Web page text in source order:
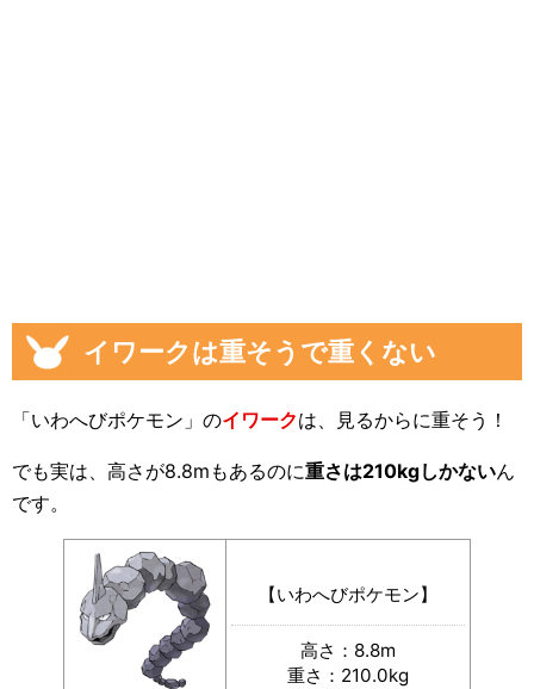
イワークは重そうで重くない
「いわへびポケモン」のイワークは、見るからに重そう！
でも実は、高さが8.8mもあるのに重さは210kgしかないん
です。
【いわへびポケモン】
高さ：8.8m
重さ：210.0kg